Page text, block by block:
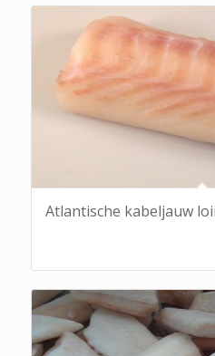
Atlantische kabeljauw